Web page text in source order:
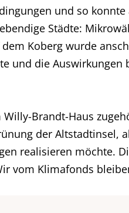
und so
Städte:
Koberg wurde
und die
Brandt-Haus
der Altstadtinsel,
realisieren möchte.
vom Klimafonds